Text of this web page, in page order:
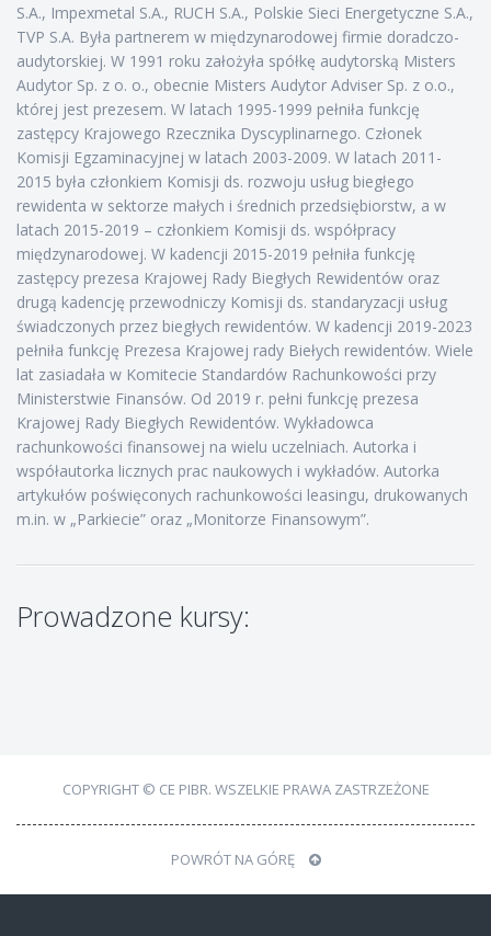
S.A., Impexmetal S.A., RUCH S.A., Polskie Sieci Energetyczne S.A.,
TVP S.A. Była partnerem w międzynarodowej firmie doradczo-
audytorskiej. W 1991 roku założyła spółkę audytorską Misters
Audytor Sp. z o. o., obecnie Misters Audytor Adviser Sp. z o.o.,
której jest prezesem. W latach 1995-1999 pełniła funkcję
zastępcy Krajowego Rzecznika Dyscyplinarnego. Członek
Komisji Egzaminacyjnej w latach 2003-2009. W latach 2011-
2015 była członkiem Komisji ds. rozwoju usług biegłego
rewidenta w sektorze małych i średnich przedsiębiorstw, a w
latach 2015-2019 – członkiem Komisji ds. współpracy
międzynarodowej. W kadencji 2015-2019 pełniła funkcję
zastępcy prezesa Krajowej Rady Biegłych Rewidentów oraz
drugą kadencję przewodniczy Komisji ds. standaryzacji usług
świadczonych przez biegłych rewidentów. W kadencji 2019-2023
pełniła funkcję Prezesa Krajowej rady Biełych rewidentów. Wiele
lat zasiadała w Komitecie Standardów Rachunkowości przy
Ministerstwie Finansów. Od 2019 r. pełni funkcję prezesa
Krajowej Rady Biegłych Rewidentów. Wykładowca
rachunkowości finansowej na wielu uczelniach. Autorka i
współautorka licznych prac naukowych i wykładów. Autorka
artykułów poświęconych rachunkowości leasingu, drukowanych
m.in. w „Parkiecie” oraz „Monitorze Finansowym”.
Prowadzone kursy:
COPYRIGHT © CE PIBR. WSZELKIE PRAWA ZASTRZEŻONE
POWRÓT NA GÓRĘ